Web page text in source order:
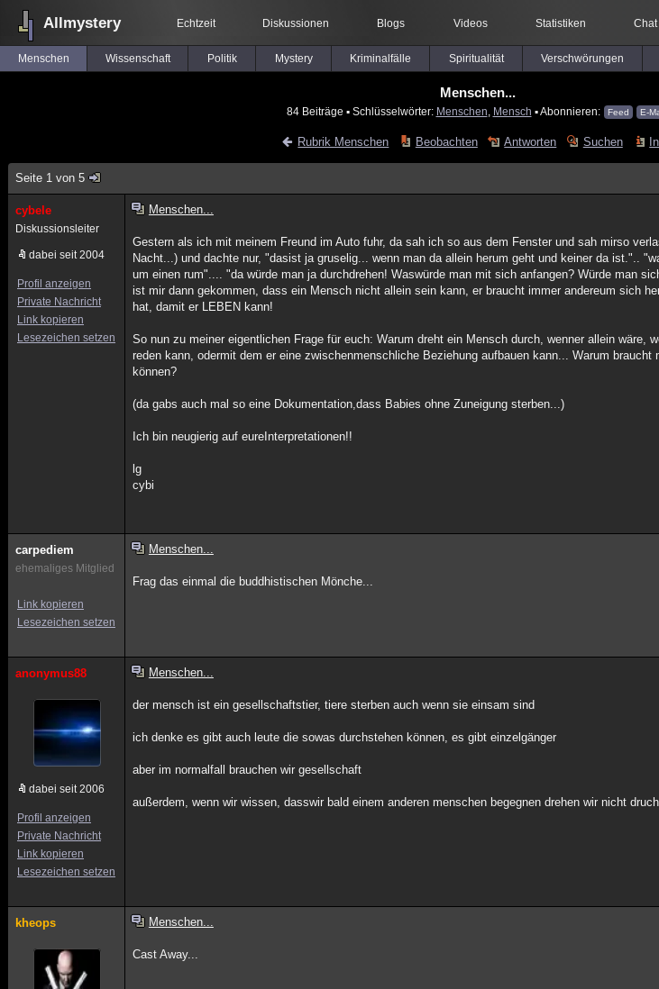
Allmystery Echtzeit Diskussionen Blogs Videos Statistiken Chat
Menschen Wissenschaft Politik Mystery Kriminalfälle Spiritualität Verschwörungen
Menschen...
84 Beiträge ▪ Schlüsselwörter: Menschen Mensch ▪ Abonnieren: Feed E-
Rubrik Menschen Beobachten Antworten Suchen
Seite 1 von 5
cybele
Diskussionsleiter
dabei seit 2004
Profil anzeigen
Private Nachricht
Link kopieren
Lesezeichen setzen
Menschen...
Gestern als ich mit meinem Freund im Auto fuhr, da sah ich so aus dem Fenster und sah mirso
Nacht...) und dachte nur, "dasist ja gruselig... wenn man da allein herum geht und keiner da ist."..
um einen rum".... "da würde man ja durchdrehen! Waswürde man mit sich anfangen? Würde man
ist mir dann gekommen, dass ein Mensch nicht allein sein kann, er braucht immer andereum sich
hat, damit er LEBEN kann!
So nun zu meiner eigentlichen Frage für euch: Warum dreht ein Mensch durch, wenner allein wäre,
reden kann, odermit dem er eine zwischenmenschliche Beziehung aufbauen kann... Warum braucht
können?
(da gabs auch mal so eine Dokumentation,dass Babies ohne Zuneigung sterben...)
Ich bin neugierig auf eureInterpretationen!!
lg
cybi
carpediem
ehemaliges Mitglied
Link kopieren
Lesezeichen setzen
Menschen...
Frag das einmal die buddhistischen Mönche...
anonymus88
dabei seit 2006
Profil anzeigen
Private Nachricht
Link kopieren
Lesezeichen setzen
Menschen...
der mensch ist ein gesellschaftstier, tiere sterben auch wenn sie einsam sind
ich denke es gibt auch leute die sowas durchstehen können, es gibt einzelgänger
aber im normalfall brauchen wir gesellschaft
außerdem, wenn wir wissen, dasswir bald einem anderen menschen begegnen drehen wir nicht
kheops Menschen...
Cast Away...